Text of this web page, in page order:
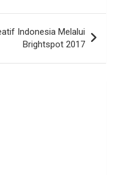
Indonesia Melalui
Brightspot 2017